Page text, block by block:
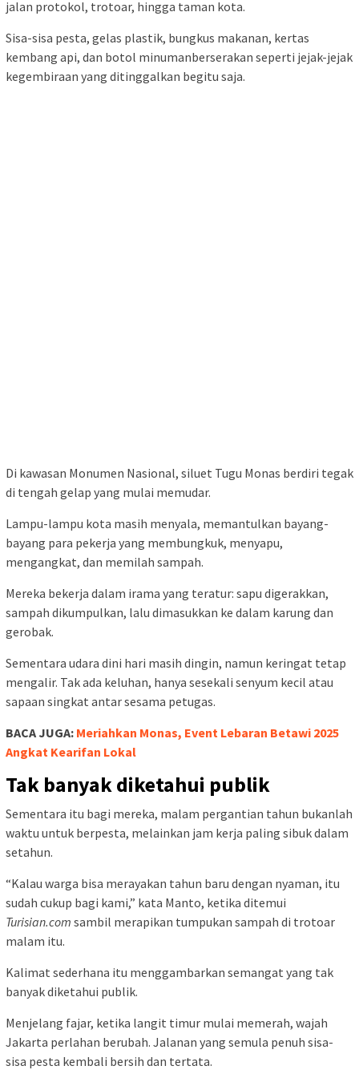
Mereka adalah para petugas kebersihan. Tanpa sorotan kamera
dan tanpa tepuk tangan, mereka bergerak menyusuri jalan-
jalan protokol, trotoar, hingga taman kota.
Sisa-sisa pesta, gelas plastik, bungkus makanan, kertas
kembang api, dan botol minumanberserakan seperti jejak-jejak
kegembiraan yang ditinggalkan begitu saja.